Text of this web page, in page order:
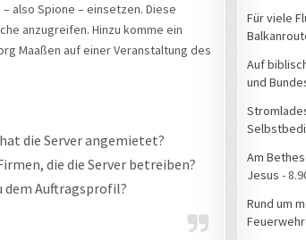
also Spione – einsetzen. Diese
anzugreifen. Hinzu komme ein
Maaßen auf einer Veranstaltung des
die Server angemietet?
die die Server betreiben?
dem Auftragsprofil?
Für viele
Auf
und
Am
Jesus -
Rund um